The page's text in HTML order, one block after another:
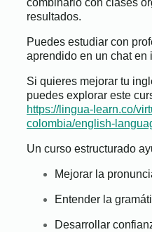
combinarlo con clases
resultados.
Puedes estudiar con
aprendido en un chat en
Si quieres mejorar tu
puedes explorar este
https://lingua-learn.co/
colombia/english-
Un curso estructurado
Mejorar la
Entender la
Desarrollar